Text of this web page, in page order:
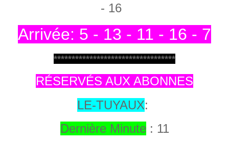
- 16
Arrivée: 5 - 13 - 11 - 16 - 7
**********************************
RÉSERVÉS AUX ABONNES
LE-TUYAUX:
Dernière Minute: 11